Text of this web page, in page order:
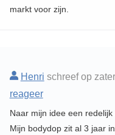
markt voor zijn.
Henri schreef op
reageer
Naar mijn idee een
Mijn bodydop zit al 3 jaar